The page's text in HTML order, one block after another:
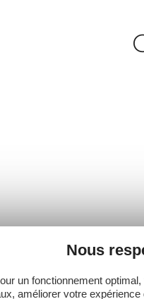
Nous
un fonctionnement
améliorer votre